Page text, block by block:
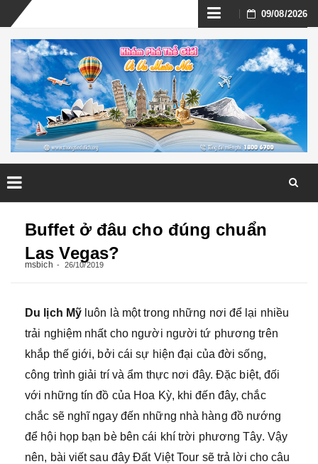
Skip
to
content
09/08/2026
Buffet ở đâu cho đúng chuẩn
Las Vegas?
msbich 26/10/2019
Du lịch Mỹ luôn là một trong những nơi để lại nhiều
trải nghiệm nhất cho người người tứ phương trên
khắp thế giới, bởi cái sự hiện đại của đời sống,
công trình giải trí và ẩm thực nơi đây. Đặc biệt, đối
với những tín đồ của Hoa Kỳ, khi đến đây, chắc
chắc sẽ nghĩ ngay đến những nhà hàng đồ nướng
để hội họp bạn bè bên cái khí trời phương Tây. Vậy
nên, bài viết sau đây Đất Việt Tour sẽ trả lời cho câu